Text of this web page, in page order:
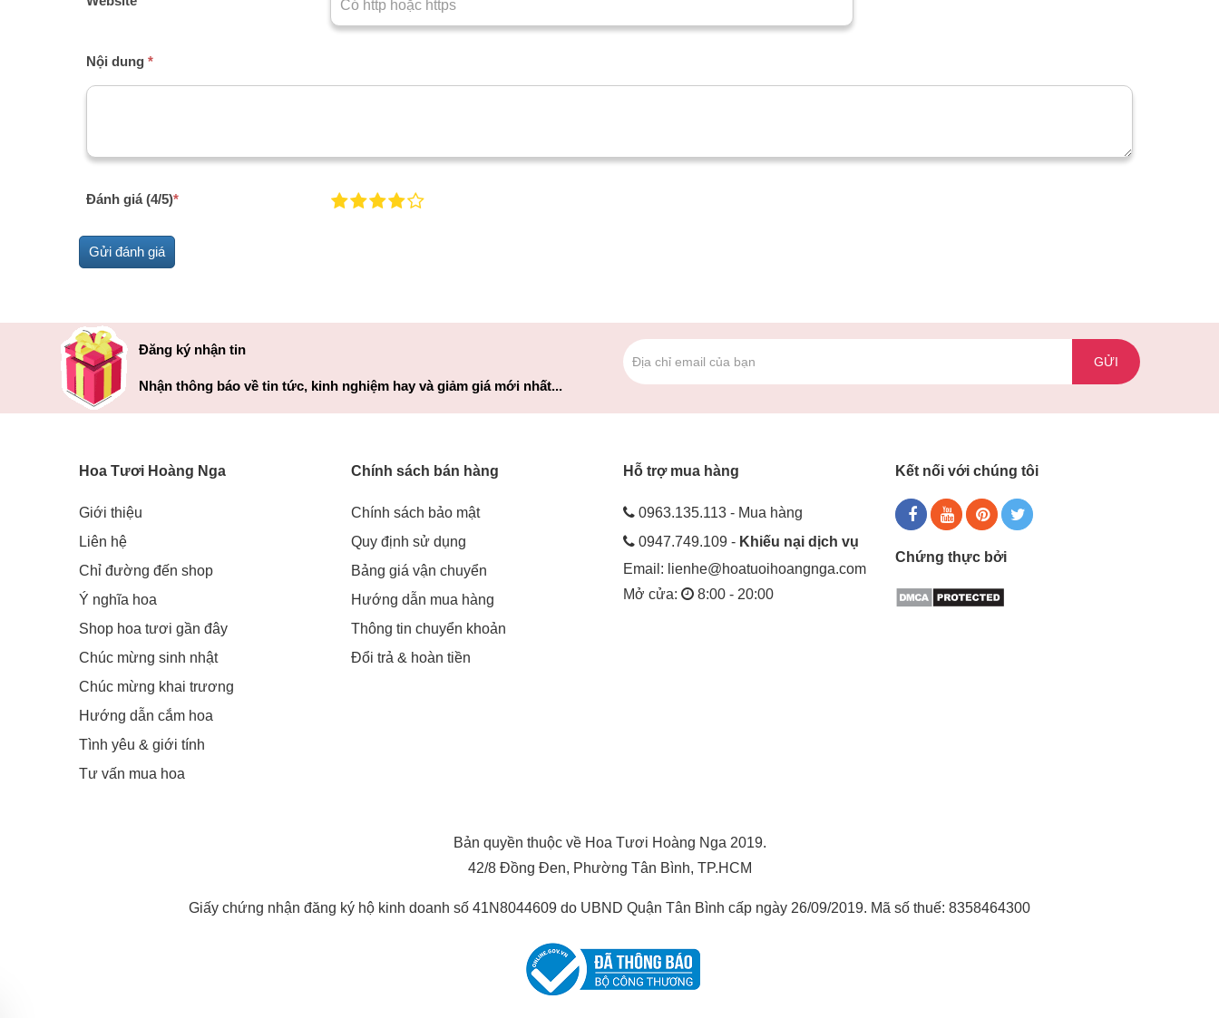
Nội dung *
Đánh giá (4/5)*
Đăng ký nhận tin
Nhận thông báo về tin tức, kinh nghiệm hay và giảm giá mới nhất...
GỬI
Hoa Tươi Hoàng Nga
Giới thiệu
Liên hệ
Chỉ đường đến shop
Ý nghĩa hoa
Shop hoa tươi gần đây
Chúc mừng sinh nhật
Chúc mừng khai trương
Hướng dẫn cắm hoa
Tình yêu & giới tính
Tư vấn mua hoa
Chính sách bán hàng
Chính sách bảo mật
Quy định sử dụng
Bảng giá vận chuyển
Hướng dẫn mua hàng
Thông tin chuyển khoản
Đổi trả & hoàn tiền
Hỗ trợ mua hàng
0963.135.113 - Mua hàng
0947.749.109 - Khiếu nại dịch vụ
Email: lienhe@hoatuoihoangnga.com
Mở cửa:
8:00 - 20:00
Kết nối với chúng tôi
Chứng thực bởi
Bản quyền thuộc về Hoa Tươi Hoàng Nga 2019.
42/8 Đồng Đen, Phường Tân Bình, TP.HCM
Giấy chứng nhận đăng ký hộ kinh doanh số 41N8044609 do UBND Quận Tân Bình cấp ngày 26/09/2019. Mã số thuế: 8358464300